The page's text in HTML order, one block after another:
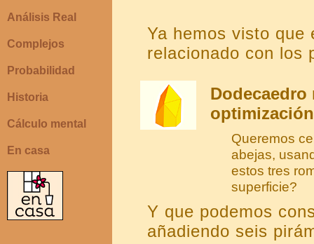
Análisis Real
Complejos
Probabilidad
Historia
Cálculo mental
En casa
Ya hemos visto que
relacionado con los
Queremos
abejas,
estos tres
superficie?
Y que podemos
añadiendo seis